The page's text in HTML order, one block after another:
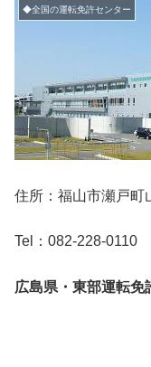
◆全国の運転免許センター
住所：福山市瀬戸町
Tel：082-228-0110
広島県・東部運転免